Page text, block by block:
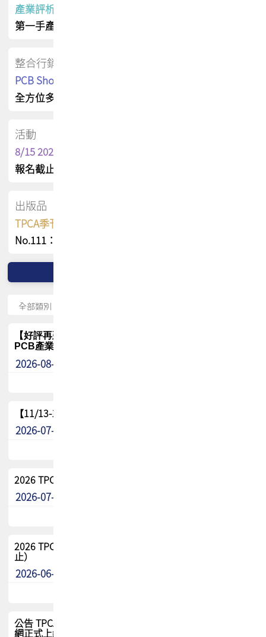
產業評析報告
第一手產業資訊
整合行銷
PCB Shop 採購指南
全方位多元曝光方案
活動
8/15 2026 TPCA健康盃保齡球聯誼賽
報名截止日 : 8/3 活動日期 : 8/15
出版品
TPCA季刊 FREE 線上版
No.111：PCB全球風險布局與韌性
【好評再延長】PCB GPT 全面開放體驗延長到8月!!
PCB產業專屬 AI 知識平台
2026-08-04
【11/13-15】2026 TPCA 百岳登頂_南橫三星
2026-07-22
2026 TPCA中南區會員問卷暨7/31交流餐敘報名
2026-07-08
2026 TPCA健康盃保齡球聯誼賽 熱烈報名中（8/3報名截
止）
2026-06-29
公告 TPCA 台灣電路板協會官網將迎來新面貌，7/1 新官
網正式上線！